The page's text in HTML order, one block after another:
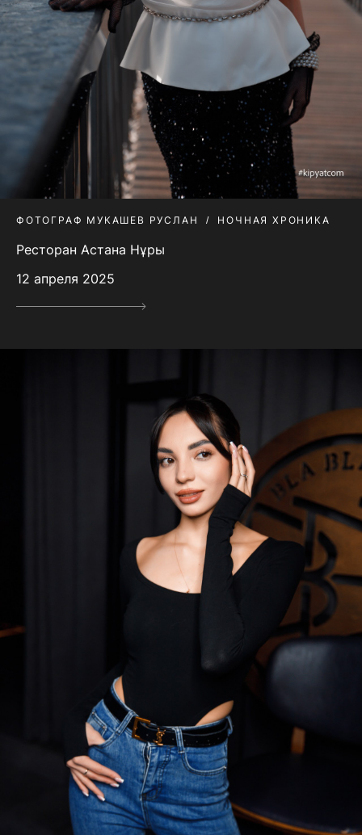
ФОТОГРАФ МУКАШЕВ РУСЛАН НОЧНАЯ ХРОНИКА
Ресторан Астана Нұры
12 апреля 2025